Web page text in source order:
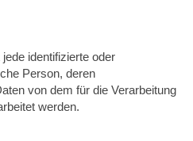
identifizierte oder
Person, deren
von dem für die Verarbeitung
werden.